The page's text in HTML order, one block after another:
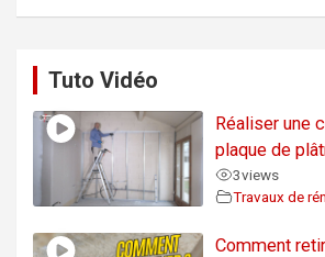
Tuto Vidéo
Réaliser une
plaque de
3views
Travaux de
Comment